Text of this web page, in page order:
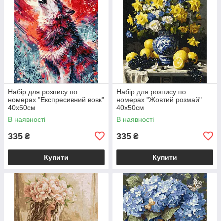
Набір для розпису по
номерах "Експресивний вовк"
40х50см
В наявності
335 ₴
Купити
Набір для розпису по
номерах "Жовтий розмай"
40х50см
В наявності
335 ₴
Купити